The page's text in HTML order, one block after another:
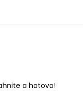
a hotovo!